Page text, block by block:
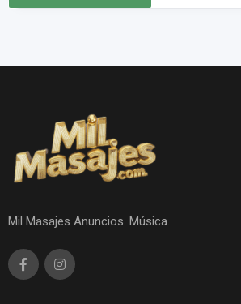
Mil Masajes Anuncios. Música.